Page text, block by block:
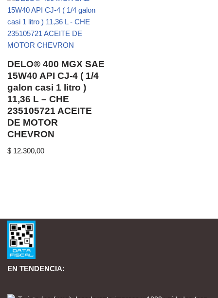
DELO® 400 MGX SAE
15W40 API CJ-4 ( 1/4
galon casi 1 litro )
11,36 L – CHE
235105721 ACEITE
DE MOTOR
CHEVRON
$ 12.300,00
EN TENDENCIA: